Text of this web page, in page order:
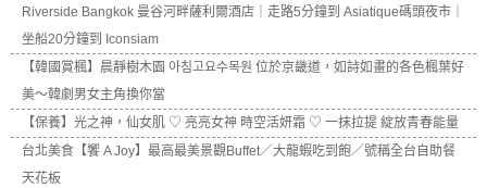
Riverside Bangkok 曼谷河畔薩利爾酒店｜走路5分鐘到 Asiatique碼頭夜市｜
坐船20分鐘到 Iconsiam
【韓國賞楓】晨靜樹木園 아침고요수목원 位於京畿道，如詩如畫的各色楓葉好
美～韓劇男女主角換你當
【保養】光之神，仙女肌 ♡ 亮亮女神 時空活妍霜 ♡ 一抹拉提 綻放青春能量
台北美食【饗 A Joy】最高最美景觀Buffet／大龍蝦吃到飽／號稱全台自助餐
天花板